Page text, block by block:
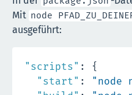
Mit node
ausgeführt:
"scripts" :
{
"start" :
"node